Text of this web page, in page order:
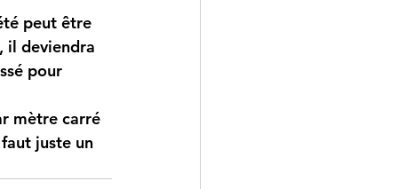
peut être
il deviendra
pour
mètre carré
juste un